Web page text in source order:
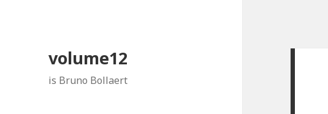
volume12
is Bruno Bollaert